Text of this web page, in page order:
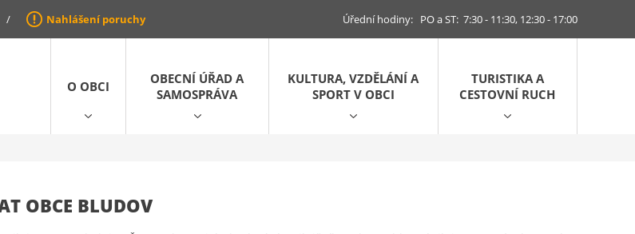
/ Nahlášení poruchy Úřední hodiny: PO a ST: 7:30 - 11:30, 12:30 - 17:00
O OBCI
OBECNÍ ÚŘAD A
SAMOSPRÁVA
KULTURA, VZDĚLÁNÍ A
SPORT V OBCI
TURISTIKA A
CESTOVNÍ RUCH
OBCE BLUDOV